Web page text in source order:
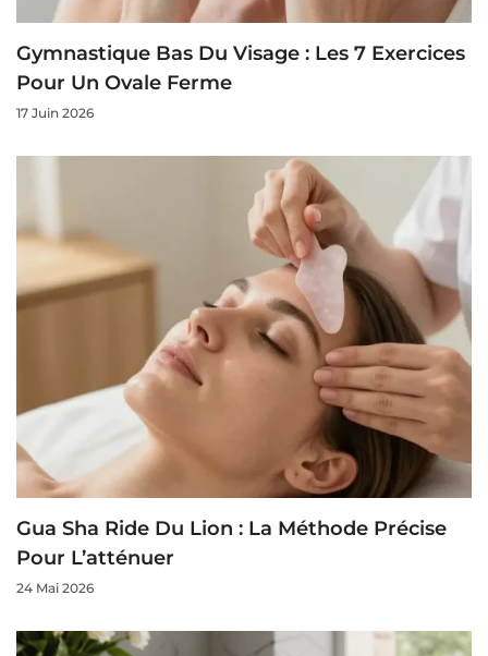
Gymnastique Bas Du Visage : Les 7 Exercices
Pour Un Ovale Ferme
17 Juin 2026
Gua Sha Ride Du Lion : La Méthode Précise
Pour L’atténuer
24 Mai 2026